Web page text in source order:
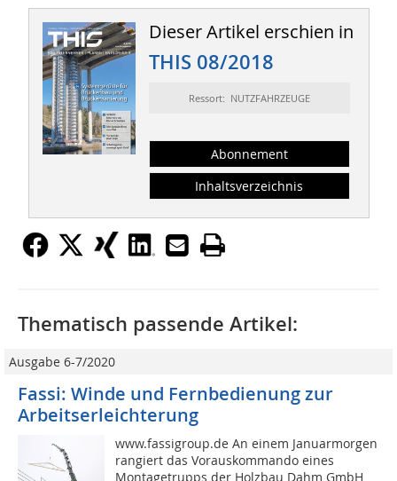
Dieser Artikel erschien in
THIS 08/2018
Ressort: NUTZFAHRZEUGE
Abonnement
Inhaltsverzeichnis
Thematisch passende Artikel:
Ausgabe 6-7/2020
Fassi: Winde und Fernbedienung zur
Arbeitserleichterung
www.fassigroup.de An einem Januarmorgen
rangiert das Vorauskommando eines
Montagetrupps der Holzbau Dahm GmbH